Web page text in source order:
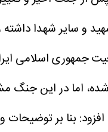
رهبر شهید و سایر شهدا
اما در این جنگ
بنا بر